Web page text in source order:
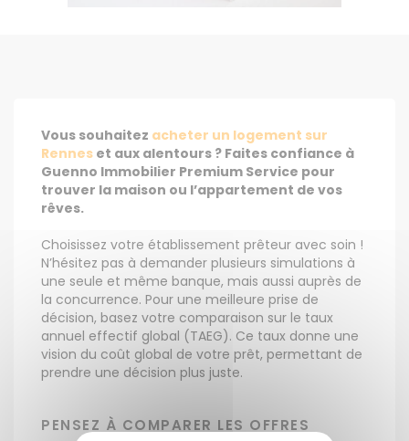
Vous souhaitez acheter un logement sur
Rennes et aux alentours ? Faites confiance à
Guenno Immobilier Premium Service pour
trouver la maison ou l’appartement de vos
rêves.
Choisissez votre établissement prêteur avec soin !
N’hésitez pas à demander plusieurs simulations à
une seule et même banque, mais aussi auprès de
la concurrence. Pour une meilleure prise de
décision, basez votre comparaison sur le taux
annuel effectif global (TAEG). Ce taux donne une
vision du coût global de votre prêt, permettant de
prendre une décision plus juste.
PENSEZ À COMPARER LES OFFRES